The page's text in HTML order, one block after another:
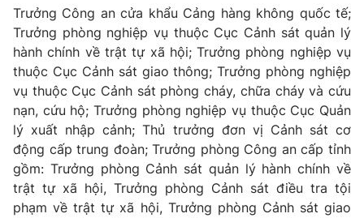
Trưởng Công an cửa khẩu Cảng hàng không quốc tế;
Trưởng phòng nghiệp vụ thuộc Cục Cảnh sát quản lý
hành chính về trật tự xã hội; Trưởng phòng nghiệp vụ
thuộc Cục Cảnh sát giao thông; Trưởng phòng nghiệp
vụ thuộc Cục Cảnh sát phòng cháy, chữa cháy và cứu
nạn, cứu hộ; Trưởng phòng nghiệp vụ thuộc Cục Quản
lý xuất nhập cảnh; Thủ trưởng đơn vị Cảnh sát cơ
động cấp trung đoàn; Trưởng phòng Công an cấp tỉnh
gồm: Trưởng phòng Cảnh sát quản lý hành chính về
trật tự xã hội, Trưởng phòng Cảnh sát điều tra tội
phạm về trật tự xã hội, Trưởng phòng Cảnh sát giao